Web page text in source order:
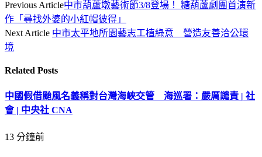
Previous Article中市葫蘆墩藝術節3/8登場！ 糖葫蘆劇團首演新
作「尋找外婆的小紅帽彼得」
Next Article 中市太平地所園藝志工植綠意 營造友善洽公環
境
Related Posts
中國假借颱風名義稱對台灣海峽交管 海巡署：嚴厲譴責 | 社
會 | 中央社 CNA
13 分鐘前